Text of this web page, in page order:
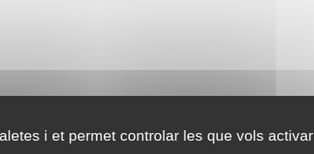
i et permet controlar les que vols activar